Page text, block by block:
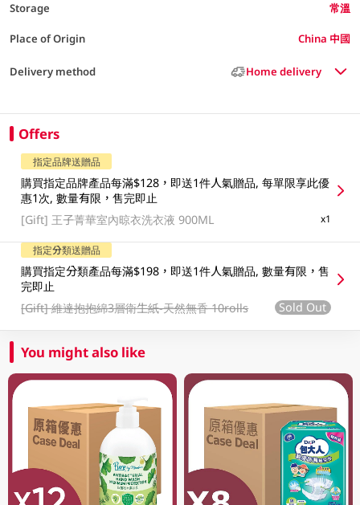
Storage 常溫
Place of Origin China 中國
Delivery method Home delivery
Offers
指定品牌送贈品
購買指定品牌產品每滿$128，即送1件人氣贈品, 每單限享此優
惠1次, 數量有限，售完即止
[Gift] 王子菁華室內晾衣洗衣液 900ML x1
指定分類送贈品
購買指定分類產品每滿$198，即送1件人氣贈品, 數量有限，售
完即止
[Gift]維達抱抱綿3層衛生紙-天然無香 10rolls Sold Out
You might also like